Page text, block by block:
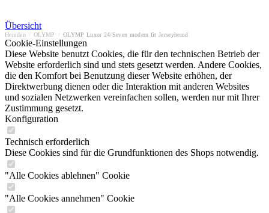
Übersicht
Hemden OLYMP OLYMP Luxor 24/Seven modern fit Jerseyhemd
Cookie-Einstellungen
Diese Website benutzt Cookies, die für den technischen Betrieb der
Website erforderlich sind und stets gesetzt werden. Andere Cookies,
die den Komfort bei Benutzung dieser Website erhöhen, der
Direktwerbung dienen oder die Interaktion mit anderen Websites
und sozialen Netzwerken vereinfachen sollen, werden nur mit Ihrer
Zustimmung gesetzt.
Konfiguration
Technisch erforderlich
Diese Cookies sind für die Grundfunktionen des Shops notwendig.
"Alle Cookies ablehnen" Cookie
"Alle Cookies annehmen" Cookie